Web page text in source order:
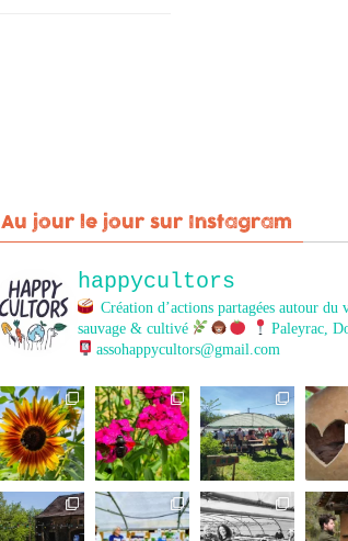
Au jour le jour sur Instagram
happycultors
Création d’actions partagées autour du
sauvage & cultivé
Paleyrac,
assohappycultors@gmail.com